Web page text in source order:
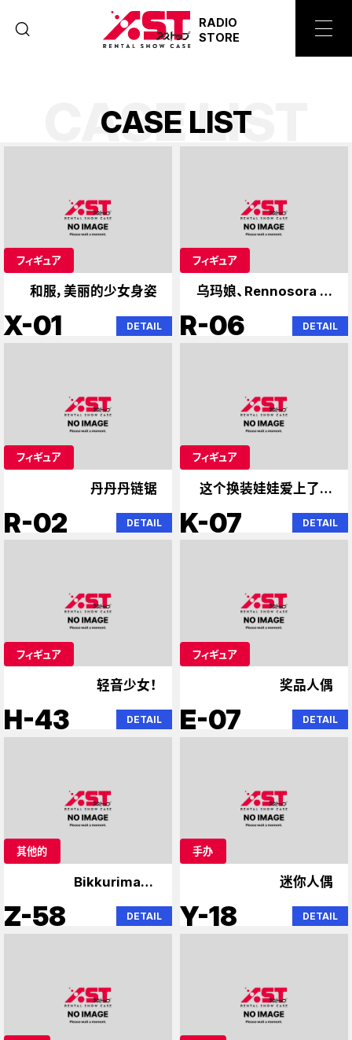
RADIO
STORE
CASE LIST
CASE LIST
フィギュア
和服，美丽的少女身姿
X-01 DETAIL
フィギュア
乌玛娘、Rennosora 学
园
R-06 DETAIL
フィギュア
丹丹丹链锯
R-02 DETAIL
フィギュア
这个换装娃娃爱上了隔
壁的天使。
K-07 DETAIL
フィギュア
轻音少女！
H-43 DETAIL
フィギュア
奖品人偶
E-07 DETAIL
其他的
Bikkuriman、
Niformation Wafer
Z-58 DETAIL
手办
迷你人偶
Y-18 DETAIL